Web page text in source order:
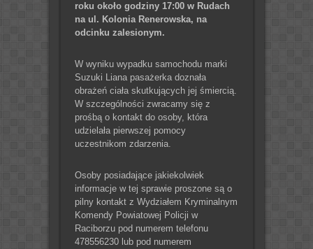
roku około godziny 17:00 w Rudach
na ul. Kolonia Renerowska, na
odcinku zalesionym.
W wyniku wypadku samochodu marki
Suzuki Liana pasażerka doznała
obrażeń ciała skutkujących jej śmiercią.
W szczególności zwracamy się z
prośbą o kontakt do osoby, która
udzielała pierwszej pomocy
uczestnikom zdarzenia.
Osoby posiadające jakiekolwiek
informacje w tej sprawie proszone są o
pilny kontakt z Wydziałem Kryminalnym
Komendy Powiatowej Policji w
Raciborzu pod numerem telefonu
478556230 lub pod numerem